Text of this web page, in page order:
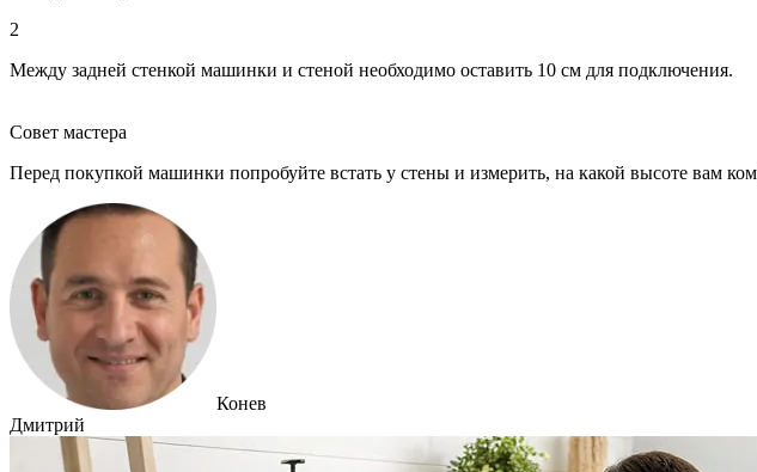
2
Между задней стенкой машинки и стеной необходимо оставить 10 см для подключения.
Совет мастера
Перед покупкой машинки попробуйте встать у стены и измерить, на какой высоте вам
Конев
Дмитрий